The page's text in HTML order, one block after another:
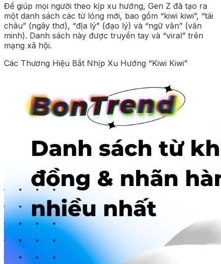
Để giúp mọi người theo kịp xu hướng, Gen Z đã tạo ra
một danh sách các từ lóng mới, bao gồm “kiwi kiwi”, “tái
châu” (ngây thơ), “địa lý” (đạo lý) và “ngữ văn” (văn
minh). Danh sách này được truyền tay và “viral” trên
mạng xã hội.
Các Thương Hiệu Bắt Nhịp Xu Hướng “Kiwi Kiwi”